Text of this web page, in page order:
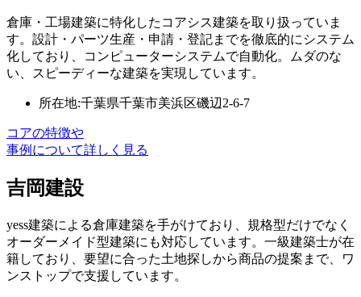
倉庫・工場建築に特化したコアシス建築を取り扱っていま
す。設計・パーツ生産・申請・登記までを徹底的にシステム
化しており、コンピューターシステムで自動化。ムダのな
い、スピーディーな建築を実現しています。
所在地:千葉県千葉市美浜区磯辺2-6-7
コアの特徴や
事例について詳しく見る
吉岡建設
yess建築による倉庫建築を手がけており、規格型だけでなく
オーダーメイド型建築にも対応しています。一級建築士が在
籍しており、要望に合った土地探しから商品の提案まで、ワ
ンストップで支援しています。